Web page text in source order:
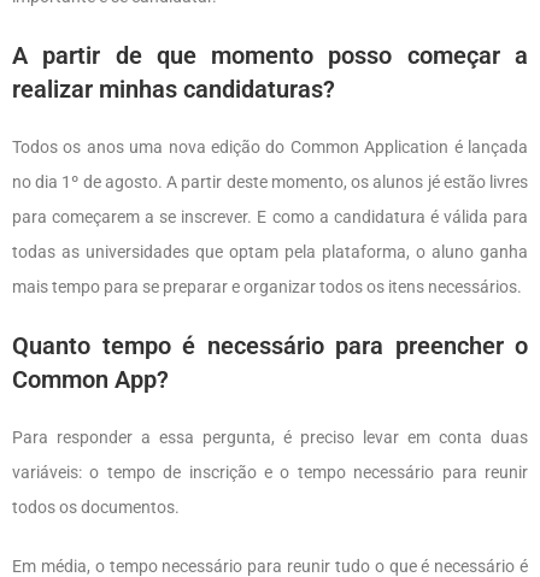
A partir de que momento posso começar a
realizar minhas candidaturas?
Todos os anos uma nova edição do Common Application é lançada
no dia 1º de agosto. A partir deste momento, os alunos jé estão livres
para começarem a se inscrever. E como a candidatura é válida para
todas as universidades que optam pela plataforma, o aluno ganha
mais tempo para se preparar e organizar todos os itens necessários.
Quanto tempo é necessário para preencher o
Common App?
Para responder a essa pergunta, é preciso levar em conta duas
variáveis: o tempo de inscrição e o tempo necessário para reunir
todos os documentos.
Em média, o tempo necessário para reunir tudo o que é necessário é